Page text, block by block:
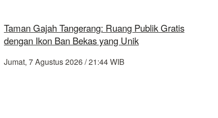
Taman Gajah Tangerang: Ruang Publik Gratis
dengan Ikon Ban Bekas yang Unik
Jumat, 7 Agustus 2026 / 21:44 WIB